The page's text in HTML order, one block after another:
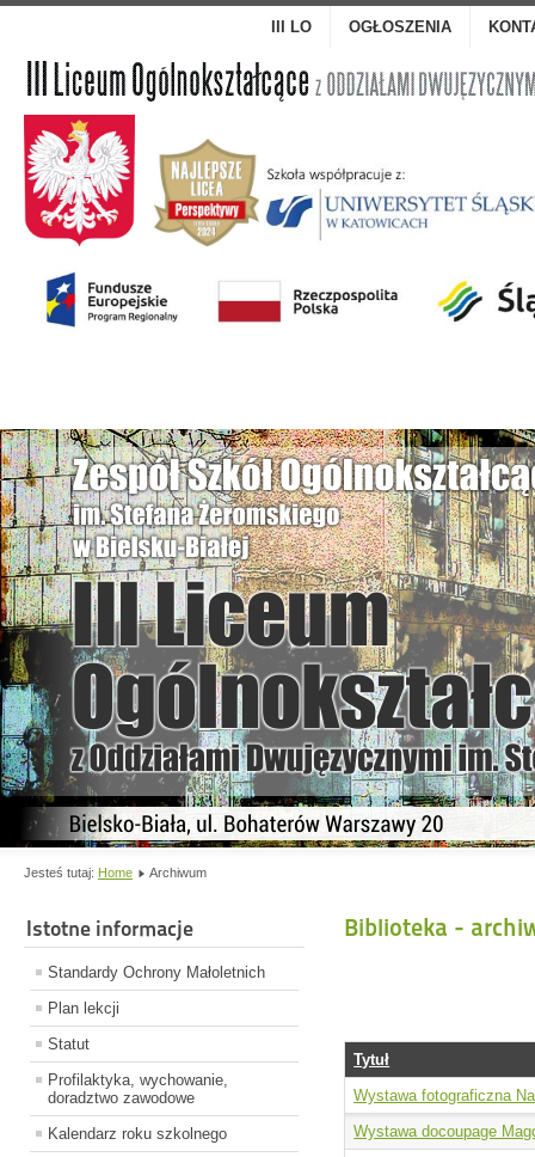
III LO OGŁOSZENIA
Jesteś tutaj: Home Archiwum
Istotne informacje
Standardy Ochrony Małoletnich
Plan lekcji
Statut
Profilaktyka, wychowanie,
doradztwo zawodowe
Kalendarz roku szkolnego
Biblioteka -
Tytuł
Wystawa fotograficzna
Wystawa docoupage